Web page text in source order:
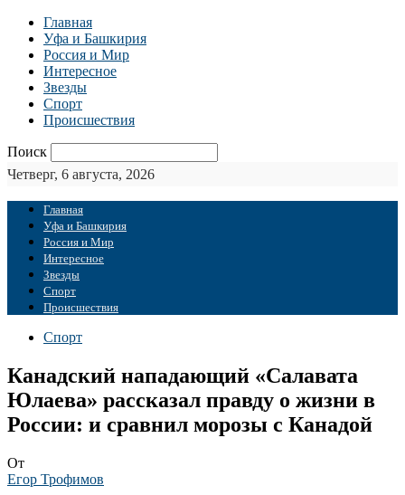
Главная
Уфа и Башкирия
Россия и Мир
Интересное
Звезды
Спорт
Происшествия
Поиск
Четверг, 6 августа, 2026
Главная
Уфа и Башкирия
Россия и Мир
Интересное
Звезды
Спорт
Происшествия
Спорт
Канадский нападающий «Салавата
Юлаева» рассказал правду о жизни в
России: и сравнил морозы с Канадой
От
Егор Трофимов